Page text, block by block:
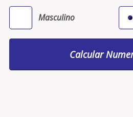
Masculino